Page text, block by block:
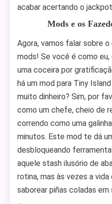
acabar acertando o
Mods e os
Agora, vamos falar sobre
mods! Se você é como
uma coceira por
há um mod para Tiny
muito dinheiro? Sim, por
como um chefe, cheio de
correndo como uma
minutos. Este mod te dá
desbloqueando
aquele stash ilusório de
rotina, mas às vezes a
saborear piñas coladas